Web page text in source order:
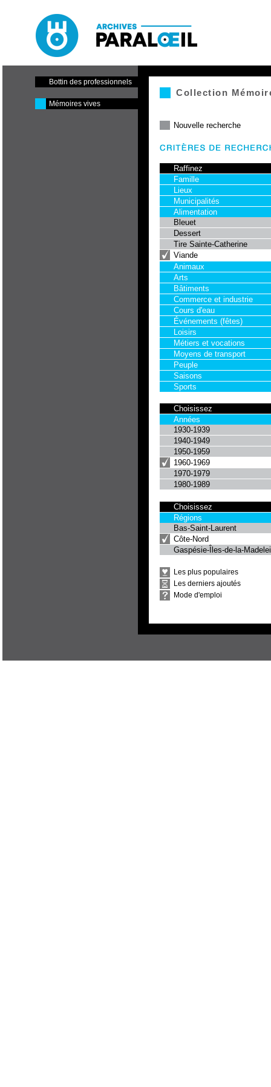
Paraloeil - Cinéma et centre
de production
Bottin des professionnels
Mémoires vives
Collection
Nouvelle recherche
Raffinez
Famille
Lieux
Municipalités
Alimentation
Bleuet
Dessert
Tire Sainte-Catherine
Viande
Animaux
Arts
Bâtiments
Commerce et industrie
Cours d'eau
Événements (fêtes)
Loisirs
Métiers et vocations
Moyens de transport
Peuple
Saisons
Sports
Choisissez
Années
1930-1939
1940-1949
1950-1959
1960-1969
1970-1979
1980-1989
Choisissez
Régions
Bas-Saint-Laurent
Côte-Nord
Gaspésie-Îles-de-la-
Les plus populaires
Les derniers ajoutés
Mode d'emploi